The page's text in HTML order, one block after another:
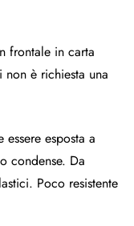
frontale in carta
è richiesta una
essere esposta a
condense. Da
Poco resistente